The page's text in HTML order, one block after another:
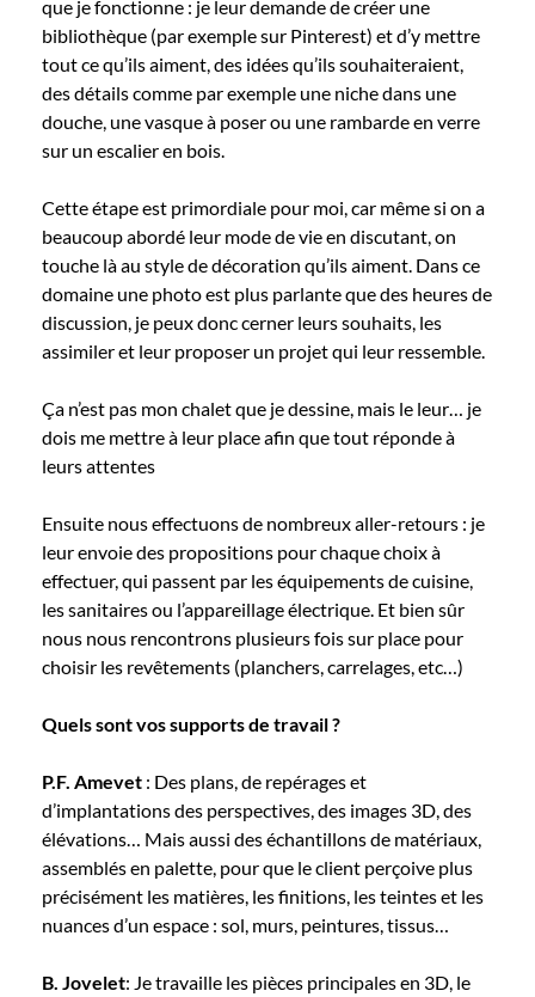
que je fonctionne : je leur demande de créer une
bibliothèque (par exemple sur Pinterest) et d’y mettre
tout ce qu’ils aiment, des idées qu’ils souhaiteraient,
des détails comme par exemple une niche dans une
douche, une vasque à poser ou une rambarde en verre
sur un escalier en bois.
Cette étape est primordiale pour moi, car même si on a
beaucoup abordé leur mode de vie en discutant, on
touche là au style de décoration qu’ils aiment. Dans ce
domaine une photo est plus parlante que des heures de
discussion, je peux donc cerner leurs souhaits, les
assimiler et leur proposer un projet qui leur ressemble.
Ça n’est pas mon chalet que je dessine, mais le leur… je
dois me mettre à leur place afin que tout réponde à
leurs attentes
Ensuite nous effectuons de nombreux aller-retours : je
leur envoie des propositions pour chaque choix à
effectuer, qui passent par les équipements de cuisine,
les sanitaires ou l’appareillage électrique. Et bien sûr
nous nous rencontrons plusieurs fois sur place pour
choisir les revêtements (planchers, carrelages, etc…)
Quels sont vos supports de travail ?
P.F. Amevet : Des plans, de repérages et
d’implantations des perspectives, des images 3D, des
élévations… Mais aussi des échantillons de matériaux,
assemblés en palette, pour que le client perçoive plus
précisément les matières, les finitions, les teintes et les
nuances d’un espace : sol, murs, peintures, tissus…
B. Jovelet: Je travaille les pièces principales en 3D, le